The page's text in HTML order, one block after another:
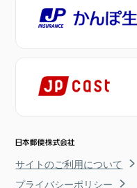
サイトのご利用について
プライバシーポリシー